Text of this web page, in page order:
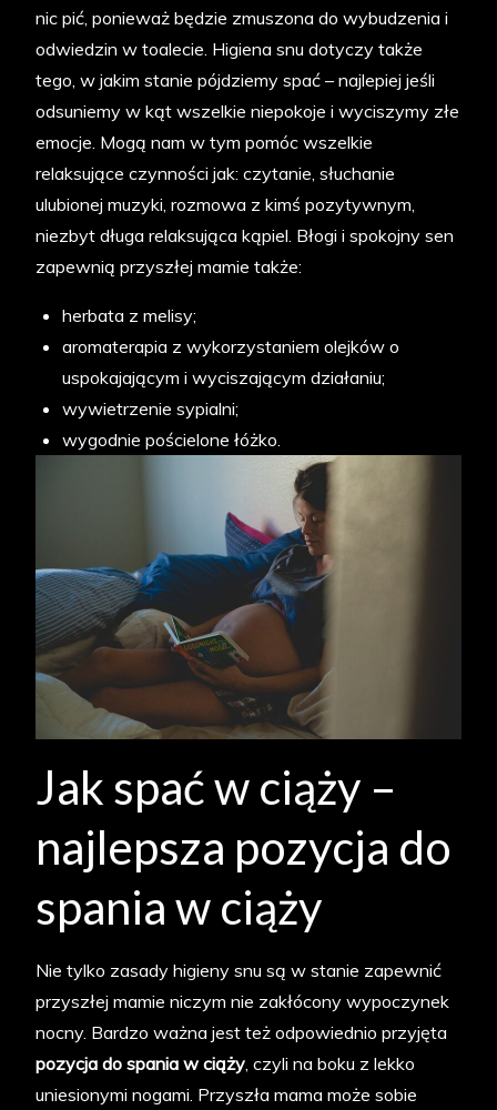
nic pić, ponieważ będzie zmuszona do wybudzenia i
odwiedzin w toalecie. Higiena snu dotyczy także
tego, w jakim stanie pójdziemy spać – najlepiej jeśli
odsuniemy w kąt wszelkie niepokoje i wyciszymy złe
emocje. Mogą nam w tym pomóc wszelkie
relaksujące czynności jak: czytanie, słuchanie
ulubionej muzyki, rozmowa z kimś pozytywnym,
niezbyt długa relaksująca kąpiel. Błogi i spokojny sen
zapewnią przyszłej mamie także:
herbata z melisy;
aromaterapia z wykorzystaniem olejków o
uspokajającym i wyciszającym działaniu;
wywietrzenie sypialni;
wygodnie pościelone łóżko.
Jak spać w ciąży –
najlepsza pozycja do
spania w ciąży
Nie tylko zasady higieny snu są w stanie zapewnić
przyszłej mamie niczym nie zakłócony wypoczynek
nocny. Bardzo ważna jest też odpowiednio przyjęta
pozycja do spania w ciąży , czyli na boku z lekko
uniesionymi nogami. Przyszła mama może sobie